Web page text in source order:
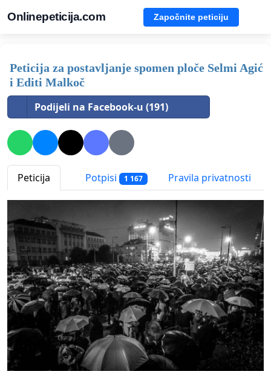
Onlinepeticija.com Započnite peticiju
Peticija za postavljanje spomen ploče Selmi Agić
i Editi Malkoč
Podijeli na Facebook-u (191)
Peticija Potpisi 1 167 Pravila privatnosti